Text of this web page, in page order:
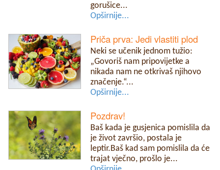
gorušice...
Opširnije...
Priča prva: Jedi vlastiti plod
Neki se učenik jednom tužio:
„Govoriš nam pripovijetke a
nikada nam ne otkrivaš njihovo
značenje.“...
Opširnije...
Pozdrav!
Baš kada je gusjenica pomislila da
je život završio, postala je
leptir.Baš kad sam pomislila da će
trajat vječno, prošlo je...